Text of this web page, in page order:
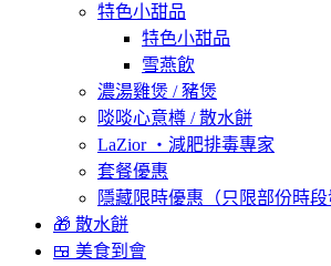
特色小甜品
特色小甜品
雪燕飲
濃湯雞煲 / 豬煲
啖啖心意樽 / 散水餅
LaZior ・減肥排毒專家
套餐優惠
隱藏限時優惠（只限部份時段
🎁 散水餅
🍱 美食到會